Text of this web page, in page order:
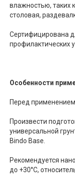
влажностью, таких
столовая,
Сертифицирована
профилактических
Особенности
Перед
Произвести
универсальной
Bindo Base.
Рекомендуется
до +30°С,